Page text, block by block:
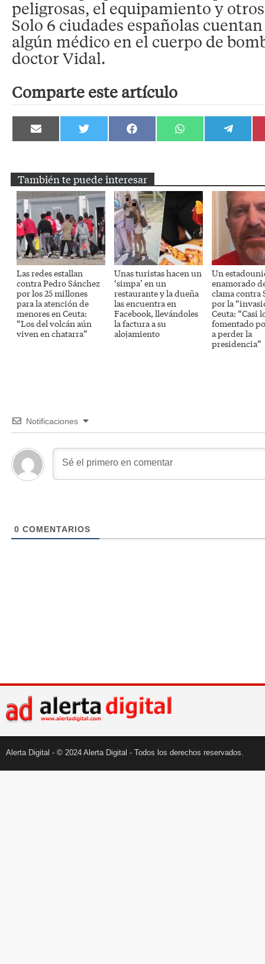
peligrosas, el equipamiento y
Solo 6 ciudades españolas
algún médico en el cuerpo de
doctor Vidal.
Comparte este artículo
Compartir
en
Compartir
en
Compartir
en
Compartir
en
Compartir
en
También te puede interesar
Las redes estallan
contra Pedro Sánchez
por los 25 millones
para la atención de
menores en Ceuta:
“Los del volcán aún
viven en chatarra”
Unas turistas hacen un
‘simpa’ en un
restaurante y la dueña
las encuentra en
Facebook, llevándoles
la factura a su
alojamiento
Un
enamorado
clama contra
por la
Ceuta: “Casi
fomentado
a perder la
presidencia”
Notificaciones
0 COMENTARIOS
Alerta Digital - © 2024 Alerta Digital - Todos los derechos reservados.